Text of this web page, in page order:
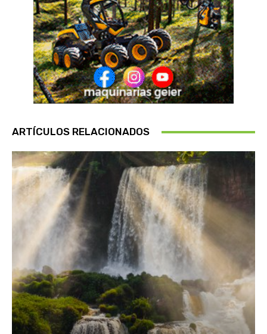
ARTÍCULOS RELACIONADOS